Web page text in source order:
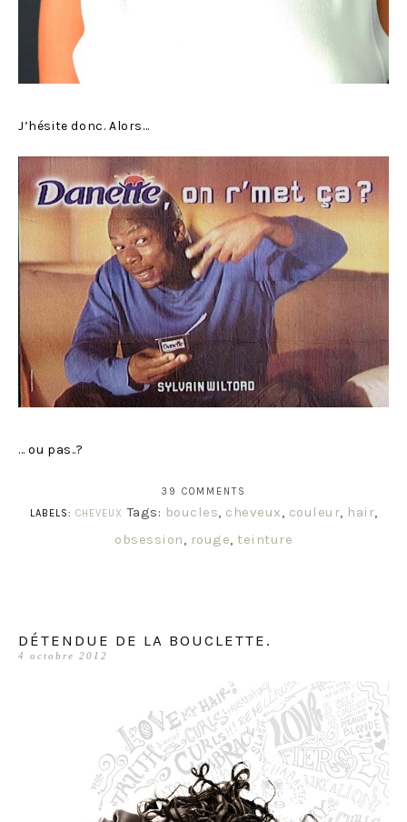
J’hésite donc. Alors…
… ou pas..?
39 COMMENTS
LABELS: CHEVEUX Tags: boucles cheveux couleur hair
obsession
rouge teinture
DÉTENDUE DE LA BOUCLETTE.
4 octobre 2012